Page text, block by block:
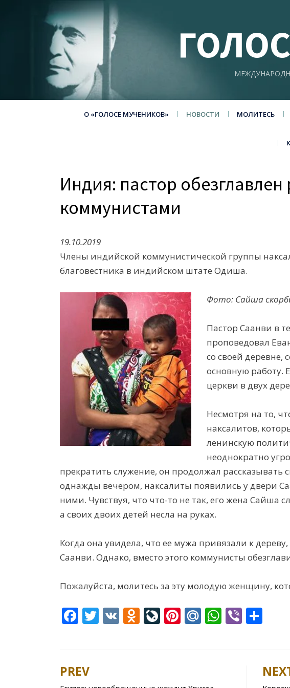
О «ГОЛОСЕ МУЧЕНИКОВ» НОВОСТИ МОЛИТЕСЬ
Индия: пастор
коммунистами
19.10.2019
Члены индийской коммунистической группы
благовестника в индийском штате Одиша.
Фото: Сайша
Пастор Саанви в
проповедовал
со своей деревне,
основную работу.
церкви в двух
Несмотря на то,
наксалитов,
ленинскую
неоднократно
прекратить служение, он продолжал рассказывать
однажды вечером, наксалиты появились у двери
ними. Чувствуя, что что-то не так, его жена Сайша
а своих двоих детей несла на руках.
Когда она увидела, что ее мужа привязали к
Саанви. Однако, вместо этого коммунисты
Пожалуйста, молитесь за эту молодую женщину,
F
b
o
T V O
kl
Li
u
Pi
st
M
u
W Vi
e
Post
PREV